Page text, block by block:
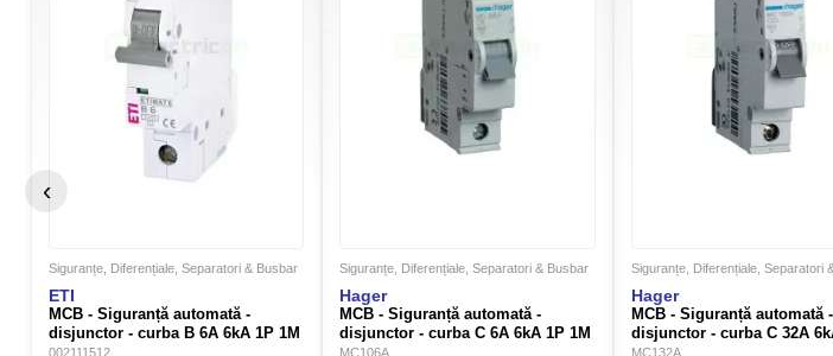
‹
Siguranțe, Diferențiale, Separatori & Busbar
ETI
MCB - Siguranță automată -
disjunctor - curba B 6A 6kA 1P 1M
ETIMAT 6 ETI 002111512
002111512
Siguranțe, Diferențiale, Separatori & Busbar
Hager
MCB - Siguranță automată -
disjunctor - curba C 6A 6kA 1P 1M
Hager MC106A
MC106A
Siguranțe, Diferențiale, Separatori
Hager
MCB - Siguranță automată -
disjunctor - curba C 32A
1M Hager MC132A
MC132A